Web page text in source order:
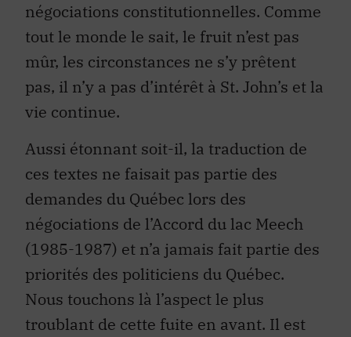
négociations constitutionnelles. Comme
tout le monde le sait, le fruit n’est pas
mûr, les circonstances ne s’y prêtent
pas, il n’y a pas d’intérêt à St. John’s et la
vie continue.
Aussi étonnant soit-il, la traduction de
ces textes ne faisait pas partie des
demandes du Québec lors des
négociations de l’Accord du lac Meech
(1985-1987) et n’a jamais fait partie des
priorités des politiciens du Québec.
Nous touchons là l’aspect le plus
troublant de cette fuite en avant. Il est